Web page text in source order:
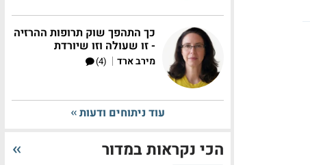
כך התהפך שוק תרופות ההרזיה
- זו שעולה וזו שיורדת
מירב ארד |
(4)
עוד ניתוחים ודעות
הכי נקראות במדור